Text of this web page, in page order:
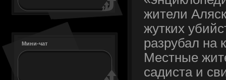
Мини-чат
жители
жутких
разрубал на
Местные
садиста и